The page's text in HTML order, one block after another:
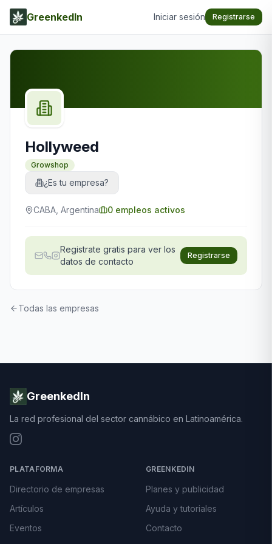
GreenkedIn Iniciar sesión Registrarse
Hollyweed
Growshop
¿Es tu empresa?
CABA, Argentina 0 empleos activos
Registrate gratis para ver los
datos de contacto
Registrarse
Todas las empresas
GreenkedIn
La red profesional del sector cannábico en Latinoamérica.
PLATAFORMA
Directorio de empresas
Artículos
Eventos
GREENKEDIN
Planes y publicidad
Ayuda y tutoriales
Contacto